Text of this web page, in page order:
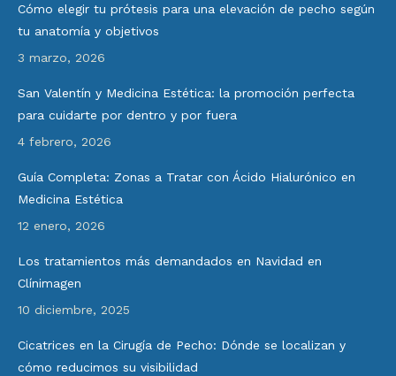
Cómo elegir tu prótesis para una elevación de pecho según
tu anatomía y objetivos
3 marzo, 2026
San Valentín y Medicina Estética: la promoción perfecta
para cuidarte por dentro y por fuera
4 febrero, 2026
Guía Completa: Zonas a Tratar con Ácido Hialurónico en
Medicina Estética
12 enero, 2026
Los tratamientos más demandados en Navidad en
Clínimagen
10 diciembre, 2025
Cicatrices en la Cirugía de Pecho: Dónde se localizan y
cómo reducimos su visibilidad